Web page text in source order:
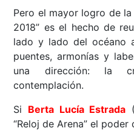
Pero el mayor logro de
2018” es el hecho de
lado y lado del océano
puentes, armonías y
una dirección: la
contemplación.
Si Berta Lucía Estrada
“Reloj de Arena” el poder